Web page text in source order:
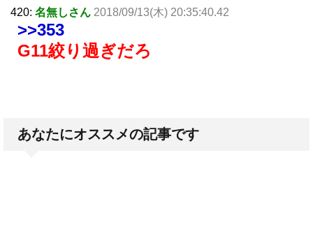
420: 名無しさん 2018/09/13(木) 20:35:40.42
>>353
G11絞り過ぎだろ
あなたにオススメの記事です